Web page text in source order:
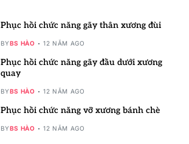
Phục hồi chức năng gãy thân xương đùi
BYBS HÀO 12 NĂM AGO
Phục hồi chức năng gãy đầu dưới xương
quay
BYBS HÀO 12 NĂM AGO
Phục hồi chức năng vỡ xương bánh chè
BYBS HÀO 12 NĂM AGO